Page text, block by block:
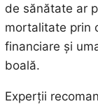
de sănătate ar
mortalitate prin
financiare și
boală.
Experții